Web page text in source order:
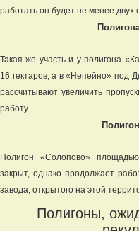
работать он будет не менее двух
Такая же участь и у полигона
16 гектаров, а в «Непейно» под
рассчитывают увеличить
работу.
Полигон «Солопово»
закрыт, однако продолжает
завода, открытого на этой
Полигоны,